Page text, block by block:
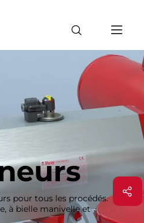
pour tous les procédés.
à bielle manivelle et